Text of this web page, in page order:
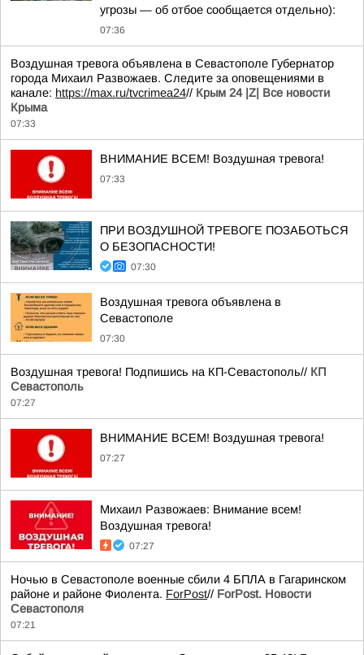
угрозы — об отбое сообщается отдельно):
07:36
Воздушная тревога объявлена в Севастополе Губернатор
города Михаил Развожаев. Следите за оповещениями в
канале: https://max.ru/tvcrimea24// Крым 24 |Z| Все новости
Крыма
07:33
ВНИМАНИЕ ВСЕМ! Воздушная тревога!
07:33
ПРИ ВОЗДУШНОЙ ТРЕВОГЕ ПОЗАБОТЬСЯ
О БЕЗОПАСНОСТИ!
07:30
Воздушная тревога объявлена в
Севастополе
07:30
Воздушная тревога! Подпишись на КП-Севастополь// КП
Севастополь
07:27
ВНИМАНИЕ ВСЕМ! Воздушная тревога!
07:27
Михаил Развожаев: Внимание всем!
Воздушная тревога!
07:27
Ночью в Севастополе военные сбили 4 БПЛА в Гагаринском
районе и районе Фиолента. ForPost// ForPost. Новости
Севастополя
07:21